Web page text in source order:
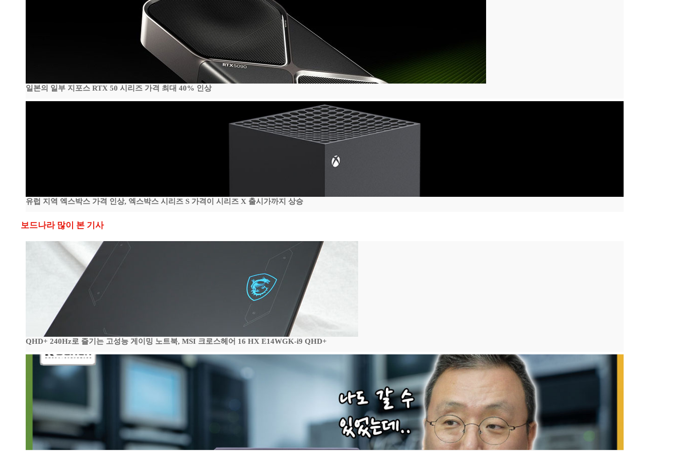
일본의 일부 지포스 RTX 50 시리즈 가격 최대 40% 인상
유럽 지역 엑스박스 가격 인상, 엑스박스 시리즈 S 가격이 시리즈 X 출시가까지 상승
보드나라 많이 본 기사
QHD+ 240Hz로 즐기는 고성능 게이밍 노트북, MSI 크로스헤어 16 HX E14WGK-i9 QHD+